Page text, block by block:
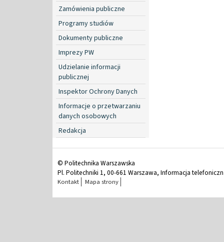
Zamówienia publiczne
Programy studiów
Dokumenty publiczne
Imprezy PW
Udzielanie informacji
publicznej
Inspektor Ochrony Danych
Informacje o przetwarzaniu
danych osobowych
Redakcja
© Politechnika Warszawska
Pl. Politechniki 1, 00-661 Warszawa, Informacja
Kontakt Mapa strony